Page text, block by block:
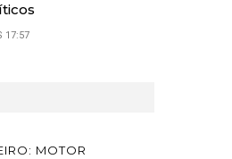
17:57
MOTOR